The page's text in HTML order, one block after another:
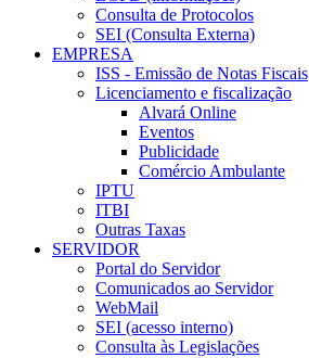
Consulta de Protocolos
SEI (Consulta Externa)
EMPRESA
ISS - Emissão de Notas Fiscais
Licenciamento e fiscalização
Alvará Online
Eventos
Publicidade
Comércio Ambulante
IPTU
ITBI
Outras Taxas
SERVIDOR
Portal do Servidor
Comunicados ao Servidor
WebMail
SEI (acesso interno)
Consulta às Legislações